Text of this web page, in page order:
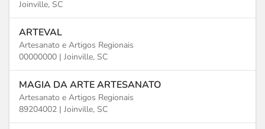
Joinville, SC
ARTEVAL
Artesanato e Artigos Regionais
00000000 | Joinville, SC
MAGIA DA ARTE ARTESANATO
Artesanato e Artigos Regionais
89204002 | Joinville, SC